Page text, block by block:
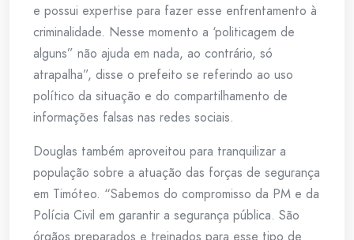
e possui expertise para fazer esse enfrentamento à
criminalidade. Nesse momento a ‘politicagem de
alguns” não ajuda em nada, ao contrário, só
atrapalha”, disse o prefeito se referindo ao uso
político da situação e do compartilhamento de
informações falsas nas redes sociais.
Douglas também aproveitou para tranquilizar a
população sobre a atuação das forças de segurança
em Timóteo. “Sabemos do compromisso da PM e da
Polícia Civil em garantir a segurança pública. São
órgãos preparados e treinados para esse tipo de